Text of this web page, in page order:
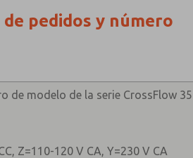
pedidos y número
de modelo de la serie CrossFlow
Z=110-120 V CA, Y=230 V CA